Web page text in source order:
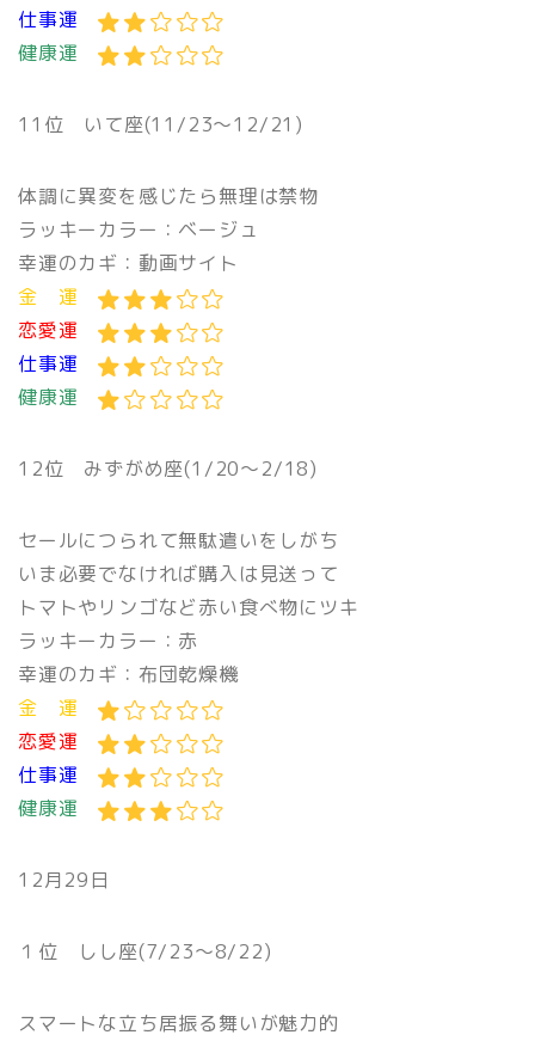
仕事運
健康運
11位 いて座(11/23〜12/21)
体調に異変を感じたら無理は禁物
ラッキーカラー：ベージュ
幸運のカギ：動画サイト
金 運
恋愛運
仕事運
健康運
12位 みずがめ座(1/20〜2/18)
セールにつられて無駄遣いをしがち
いま必要でなければ購入は見送って
トマトやリンゴなど赤い食べ物にツキ
ラッキーカラー：赤
幸運のカギ：布団乾燥機
金 運
恋愛運
仕事運
健康運
12月29日
１位 しし座(7/23〜8/22)
スマートな立ち居振る舞いが魅力的